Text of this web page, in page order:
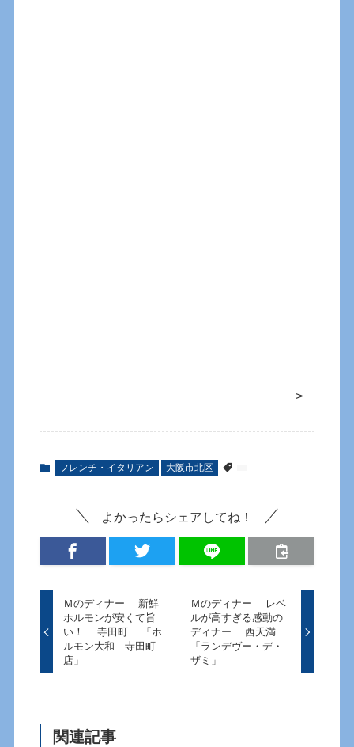
>
フレンチ・イタリアン 大阪市北区
よかったらシェアしてね！
Ｍのディナー 新鮮
ホルモンが安くて旨
い！ 寺田町 「ホ
ルモン大和 寺田町
店」
Ｍのディナー レベ
ルが高すぎる感動の
ディナー 西天満
「ランデヴー・デ・
ザミ」
関連記事